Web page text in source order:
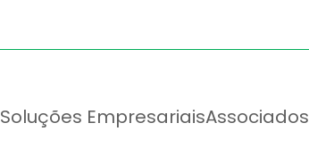
Soluções EmpresariaisAssociados